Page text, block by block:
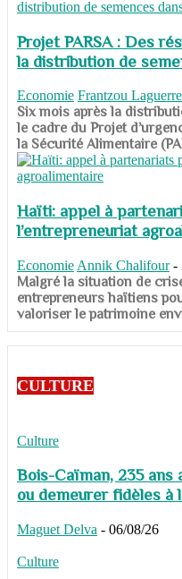
Projet PARSA : Des
la distribution de
Economie Frantzou Laguerre
​​​​​​​Six mois après la
le cadre du Projet
la Sécurité Alimentaire
Haïti: appel à
l’entrepreneuriat
Economie Annik Chalifour -
​​​​​​​Malgré la situation de
entrepreneurs haïtiens
valoriser le patrimoine
CULTURE
Culture
Bois-Caïman, 235
ou demeurer fidèles à
Maguet Delva - 06/08/26
Culture